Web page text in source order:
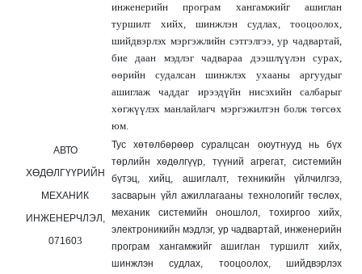
инженерийн програм хангамжийг ашиглан
туршилт хийх, шинжлэн судлах, тооцоолох,
шийдвэрлэх мэргэжлийн сэтгэлгээ, ур чадвартай,
бие даан мэдлэг чадвараа дээшлүүлэн сурах,
өөрийн судалсан шинжлэх ухааны аргуудыг
ашиглаж чаддаг ирээдүйн нисэхийн салбарыг
хөгжүүлэх манлайлагч мэргэжилтэн болж төгсөх
юм.
АВТО
ХӨДӨЛГҮҮРИЙН
МЕХАНИК
ИНЖЕНЕРЧЛЭЛ,
071603
Тус хөтөлбөрөөр суралцсан оюутнууд нь бүх
төрлийн хөдөлгүүр, түүний агрегат, системийн
бүтэц, хийц, ашиглалт, техникийн үйлчилгээ,
засварын үйл ажиллагааны технологийг төслөх,
механик системийн оношлол, тохиргоо хийх,
электроникийн мэдлэг, ур чадвартай, инженерийн
програм хангамжийг ашиглан туршилт хийх,
шинжлэн судлах, тооцоолох, шийдвэрлэх